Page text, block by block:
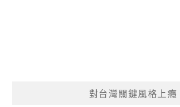
對台灣關鍵風格上癮